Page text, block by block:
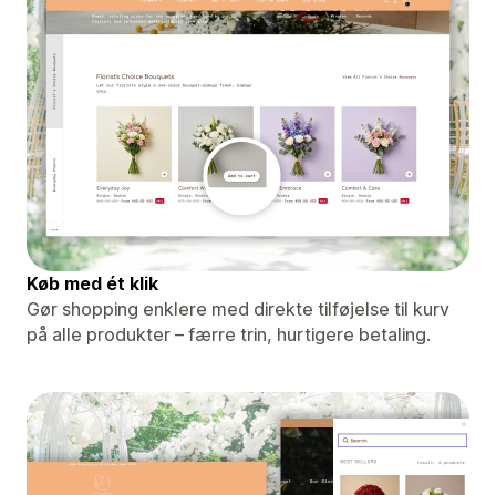
Køb med ét klik
Gør shopping enklere med direkte tilføjelse til kurv
på alle produkter – færre trin, hurtigere betaling.